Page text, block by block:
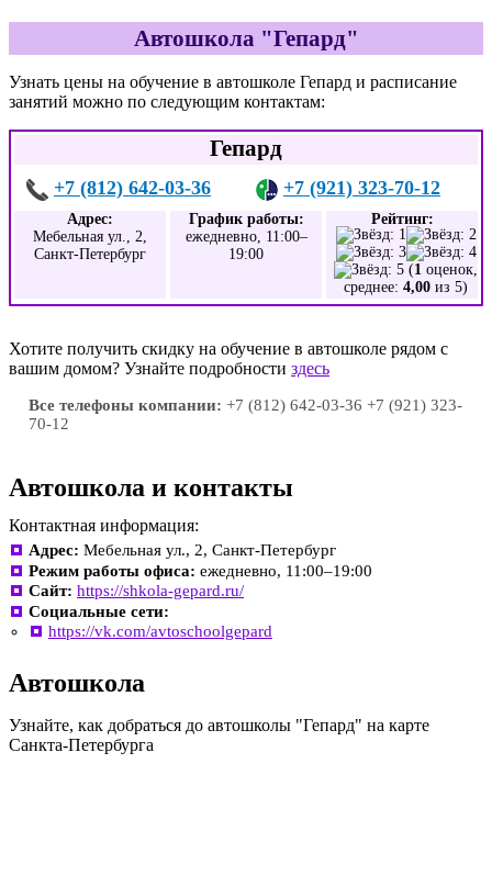
Автошкола "Гепард"
Узнать цены на обучение в автошколе Гепард и расписание
занятий можно по следующим контактам:
Гепард
+7 (812) 642-03-36 +7 (921) 323-70-12
Адрес:
Мебельная ул., 2,
Санкт-Петербург
График работы:
ежедневно, 11:00–
19:00
Рейтинг:
(1 оценок,
среднее: 4,00 из 5)
Хотите получить скидку на обучение в автошколе рядом с
вашим домом? Узнайте подробности здесь
Все телефоны компании: +7 (812) 642-03-36 +7 (921) 323-
70-12
Автошкола и контакты
Контактная информация:
Адрес: Мебельная ул., 2, Санкт-Петербург
Режим работы офиса: ежедневно, 11:00–19:00
Сайт: https://shkola-gepard.ru/
Социальные сети:
https://vk.com/avtoschoolgepard
Автошкола
Узнайте, как добраться до автошколы "Гепард" на карте
Санкта-Петербурга